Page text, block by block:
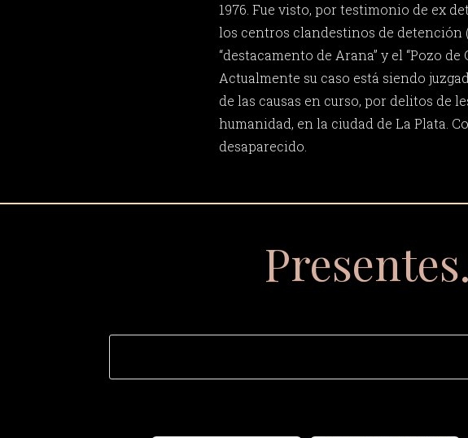
1976. Fue visto, por testimonio de ex
los centros clandestinos de detención
“destacamento de Arana” y el “Pozo de
Actualmente su caso está siendo
de las causas en curso, por delitos de
humanidad, en la ciudad de La Plata.
desaparecido.